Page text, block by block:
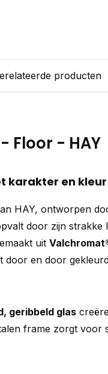
producten
Floor - HAY
karakter en kleur
HAY, ontworpen
door zijn strakke
uit
door en door
geribbeld glas
frame zorgt voor